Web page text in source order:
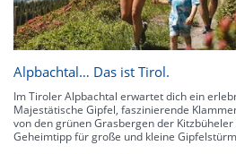
Alpbachtal… Das ist Tirol.
Im Tiroler Alpbachtal erwartet dich ein
Majestätische Gipfel, faszinierende
von den grünen Grasbergen der
Geheimtipp für große und kleine